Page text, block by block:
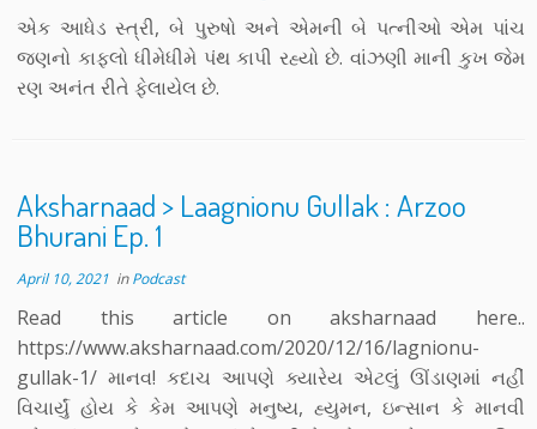
એક આધેડ સ્ત્રી, બે પુરુષો અને એમની બે પત્નીઓ એમ પાંચ
જણનો કાફલો ધીમેધીમે પંથ કાપી રહ્યો છે. વાંઝણી માની કુખ જેમ
રણ અનંત રીતે ફેલાયેલ છે.
Aksharnaad > Laagnionu Gullak : Arzoo
Bhurani Ep. 1
April 10, 2021 inPodcast
Read this article on aksharnaad here..
https://www.aksharnaad.com/2020/12/16/lagnionu-
gullak-1/ માનવ! કદાચ આપણે ક્યારેય એટલું ઊંડાણમાં નહીં
વિચાર્યું હોય કે કેમ આપણે મનુષ્ય, હ્યુમન, ઇન્સાન કે માનવી